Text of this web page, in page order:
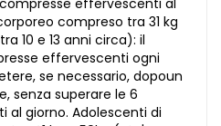
effervescenti al
compreso tra 31 kg
10 e 13 anni circa): il
effervescenti ogni
se necessario, dopoun
senza superare le 6
giorno. Adolescenti di